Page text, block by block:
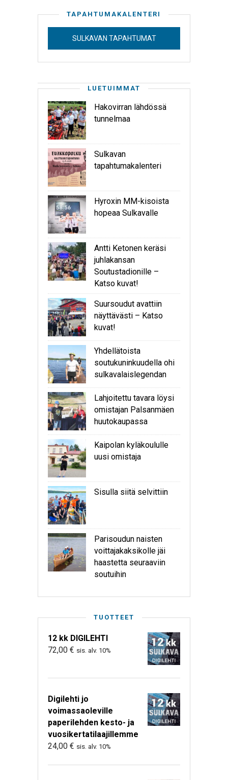
TAPAHTUMAKALENTERI
SULKAVAN TAPAHTUMAT
LUETUIMMAT
Hakovirran lähdössä
tunnelmaa
Sulkavan
tapahtumakalenteri
Hyroxin MM-kisoista
hopeaa Sulkavalle
Antti Ketonen keräsi
juhlakansan
Soutustadionille –
Katso kuvat!
Suursoudut avattiin
näyttävästi – Katso
kuvat!
Yhdellätoista
soutukuninkuudella ohi
sulkavalaislegendan
Lahjoitettu tavara löysi
omistajan Palsanmäen
huutokaupassa
Kaipolan kyläkoululle
uusi omistaja
Sisulla siitä selvittiin
Parisoudun naisten
voittajakaksikolle jäi
haastetta seuraaviin
soutuihin
TUOTTEET
12 kk DIGILEHTI
72,00 € sis. alv. 10%
Digilehti jo
voimassaoleville
paperilehden kesto- ja
vuosikertatilaajillemme
24,00 € sis. alv. 10%